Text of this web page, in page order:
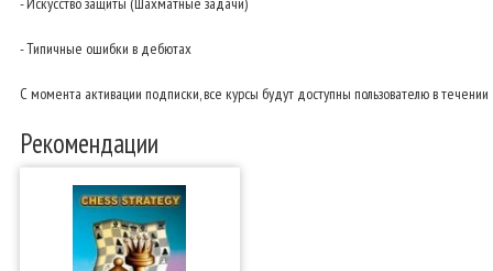
- Типичные ошибки в дебютах
С момента активации подписки, все курсы будут доступны пользователю в течении
Рекомендации